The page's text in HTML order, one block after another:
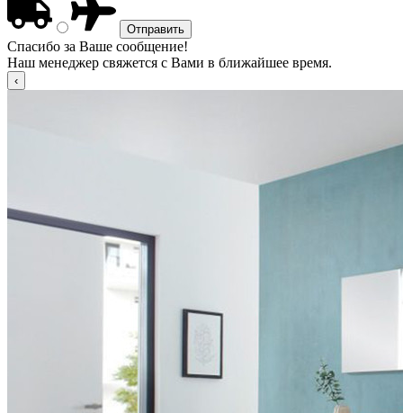
Спасибо за Ваше сообщение!
Наш менеджер свяжется с Вами в ближайшее время.